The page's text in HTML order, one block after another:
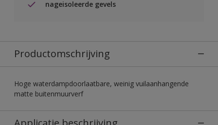
nageisoleerde gevels
Productomschrijving
Hoge waterdampdoorlaatbare, weinig vuilaanhangende
matte buitenmuurverf